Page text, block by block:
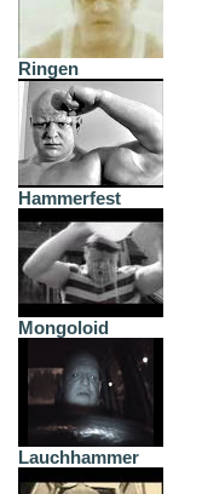
Ringen
Hammerfest
Mongoloid
Lauchhammer